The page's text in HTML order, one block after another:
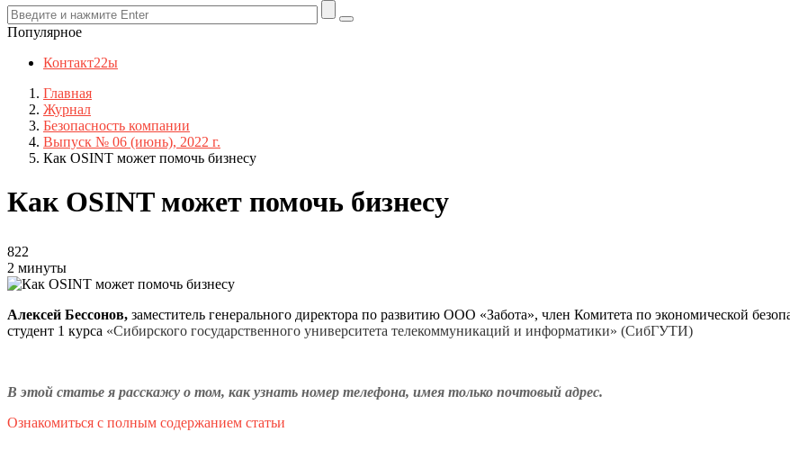
Популярное
Контакт22ы
Главная
Журнал
Безопасность компании
Выпуск № 06 (июнь), 2022 г.
Как OSINT может помочь бизнесу
Как OSINT может помочь бизнесу
822
2 минуты
Алексей Бессонов, заместитель генерального директора по развитию ООО «Забота», член Комитета по экономической
студент 1 курса «Сибирского государственного университета телекоммуникаций и информатики» (СибГУТИ)
В этой статье я расскажу о том, как узнать номер телефона, имея только почтовый адрес.
Ознакомиться с полным содержанием статьи